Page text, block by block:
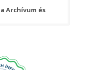
Archívum és